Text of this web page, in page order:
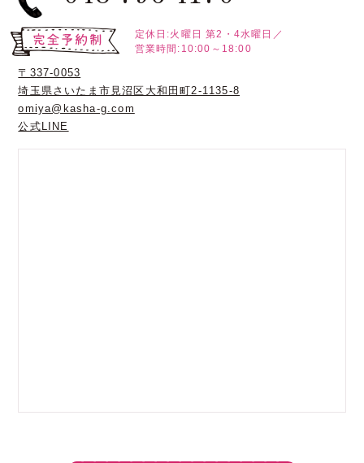
定休日:火曜日 第2・4水曜日／
営業時間:10:00～18:00
〒337-0053
埼玉県さいたま市見沼区大和田町2-1135-8
omiya@kasha-g.com
公式LINE